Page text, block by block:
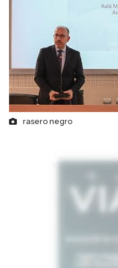
rasero negro